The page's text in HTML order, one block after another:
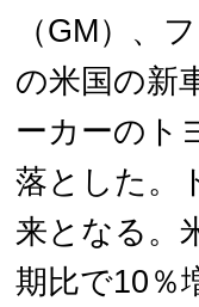
（GM）、
の米国の新
ーカーのト
落とした。
来となる。
期比で10％